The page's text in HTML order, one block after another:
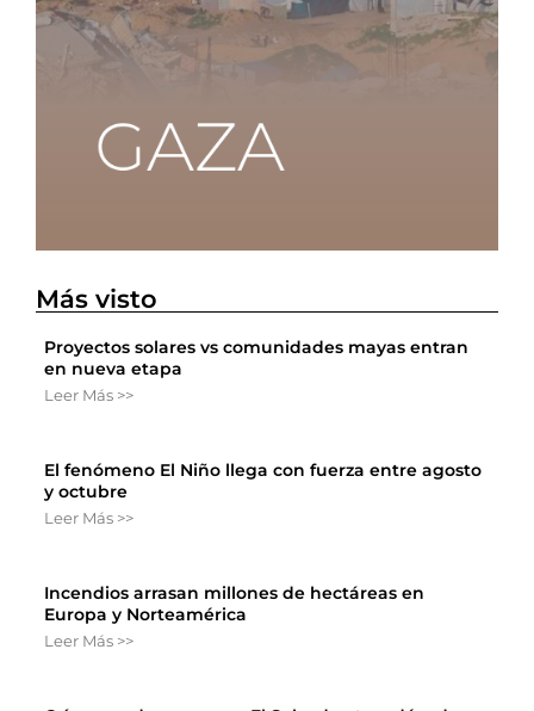
Más visto
Proyectos solares vs comunidades mayas entran
en nueva etapa
Leer Más >>
El fenómeno El Niño llega con fuerza entre agosto
y octubre
Leer Más >>
Incendios arrasan millones de hectáreas en
Europa y Norteamérica
Leer Más >>